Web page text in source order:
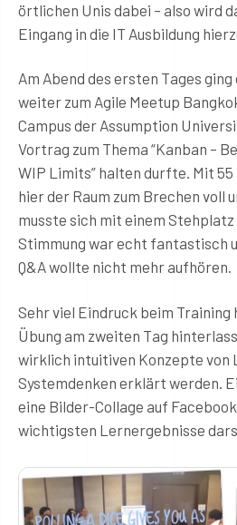
örtlichen Unis dabei – also wird
Eingang in die IT Ausbildung
Am Abend des ersten Tages
weiter zum Agile Meetup
Campus der Assumption
Vortrag zum Thema “Kanban –
WIP Limits” halten durfte. Mit 55
hier der Raum zum Brechen voll
musste sich mit einem Stehplatz
Stimmung war echt fantastisch
Q&A wollte nicht mehr aufhören.
Sehr viel Eindruck beim Training
Übung am zweiten Tag
wirklich intuitiven Konzepte von
Systemdenken erklärt werden.
eine Bilder-Collage auf
wichtigsten Lernergebnisse